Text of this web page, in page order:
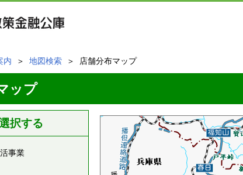
内 ＞ 地図検索 ＞ 店舗分布マップ
ップ
択する
事業